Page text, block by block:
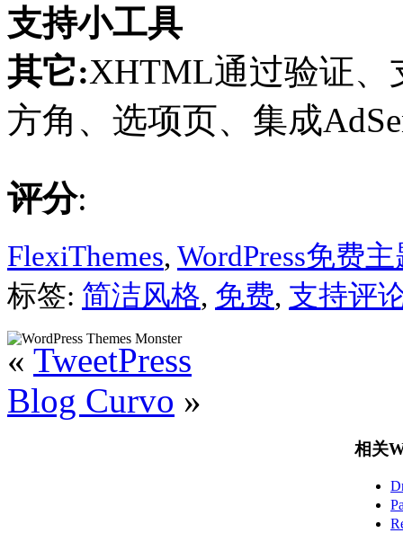
支持小工具
其它:XHTML通过验证、
方角、选项页、集成
评分:
FlexiThemes, WordPress免费
标签: 简洁风格, 免费, 支持评
« TweetPress
Blog Curvo »
相关